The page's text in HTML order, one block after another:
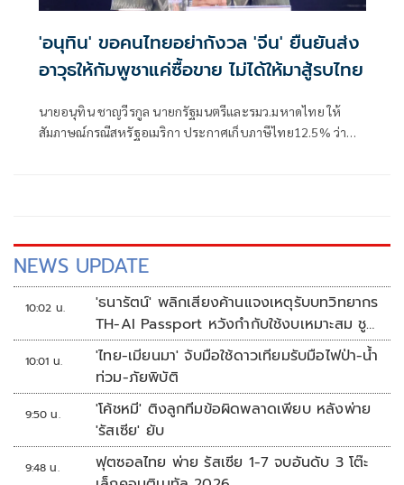
'อนุทิน' ขอคนไทยอย่ากังวล 'จีน' ยืนยันส่ง
อาวุธให้กัมพูชาแค่ซื้อขาย ไม่ได้ให้มาสู้รบไทย
นายอนุทิน ชาญวีรกูล นายกรัฐมนตรีและรมว.มหาดไทย ให้
สัมภาษณ์กรณีสหรัฐอเมริกา ประกาศเก็บภาษีไทย12.5% ว่า
NEWS UPDATE
10:02 น.
'ธนารัตน์' พลิกเสียงค้านแจงเหตุรับบทวิทยากร
TH-AI Passport หวังกำกับใช้งบเหมาะสม ชู
จุดเด่นคนไทยได้ใช้ AI ระดับโปร ลดเหลื่อมล้ำ
ทางเทคโนโลยี เซฟงบไปกว่า900ล้าน เชื่อหาก
ใช้เต็มที่เอกชนขาดทุนย่อยยับ
10:01 น.
'ไทย-เมียนมา' จับมือใช้ดาวเทียมรับมือไฟป่า-น้ำ
ท่วม-ภัยพิบัติ
9:50 น.
'โค้ชหมี' ติงลูกทีมข้อผิดพลาดเพียบ หลังพ่าย
'รัสเซีย' ยับ
9:48 น.
ฟุตซอลไทย พ่าย รัสเซีย 1-7 จบอันดับ 3 โต๊ะ